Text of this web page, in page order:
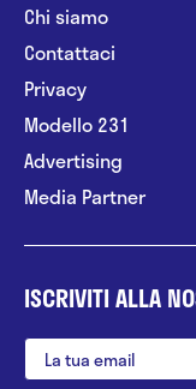
Chi siamo
Contattaci
Privacy
Modello 231
Advertising
Media Partner
ISCRIVITI ALLA